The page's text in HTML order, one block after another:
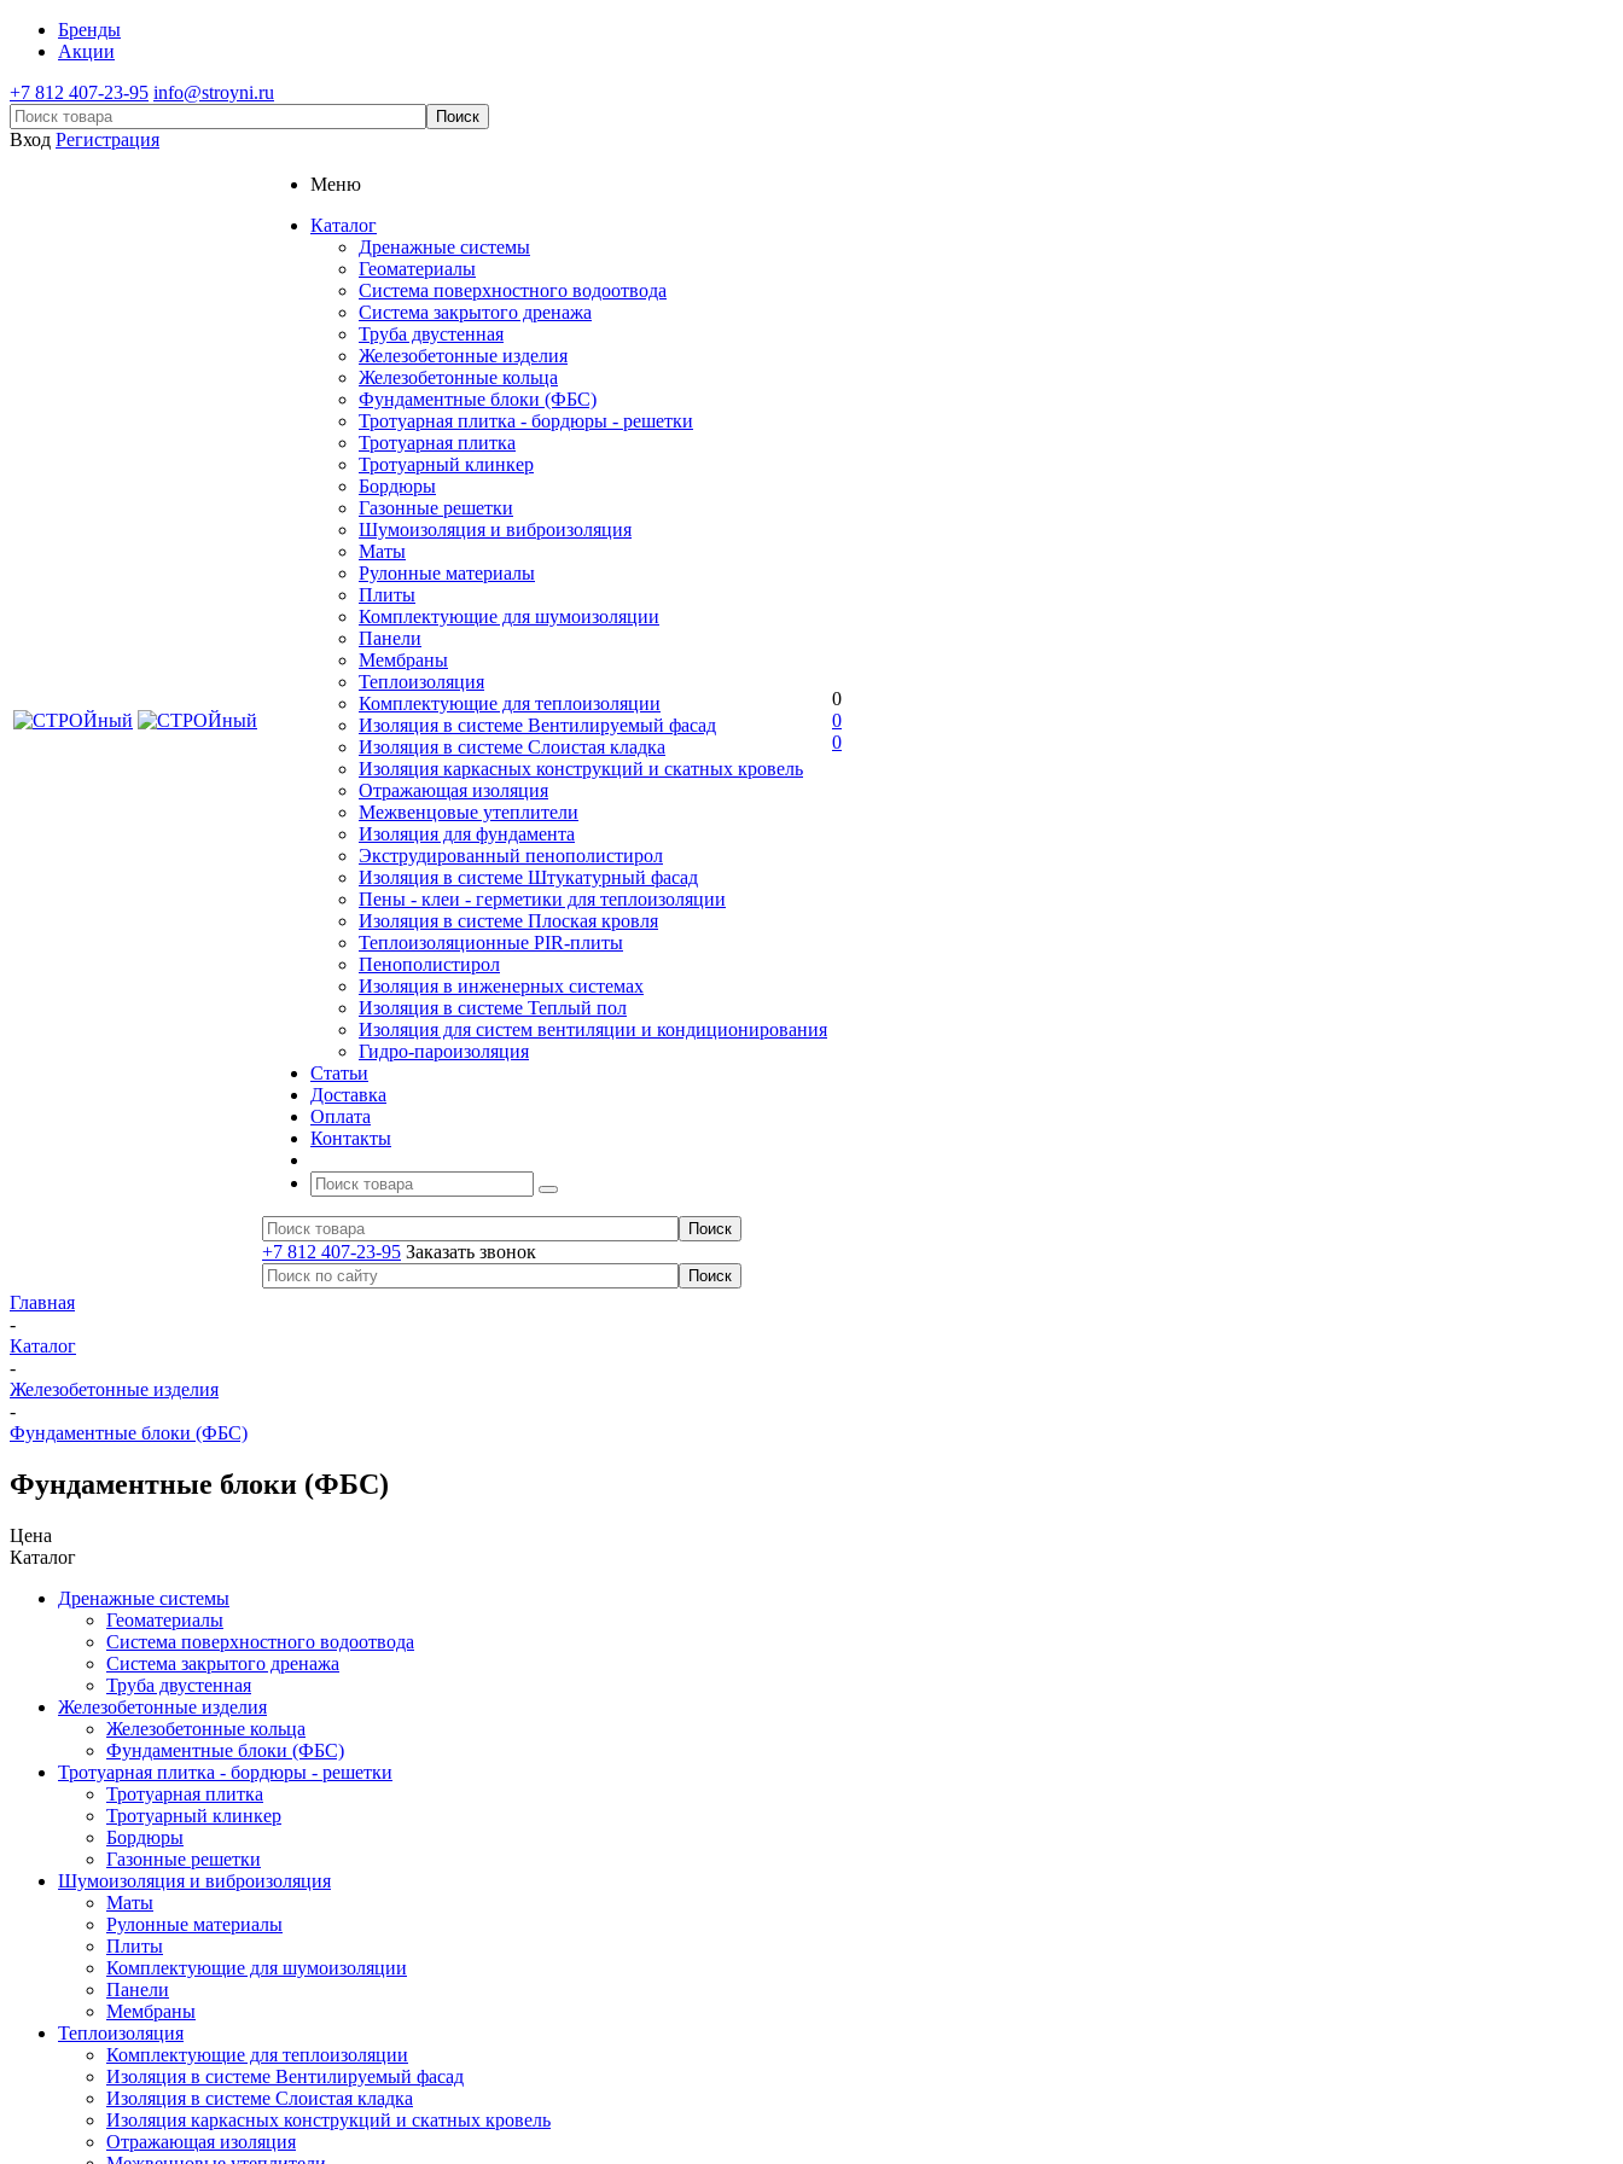
Бренды
Акции
+7 812 407-23-95 info@stroyni.ru
Вход Регистрация
Меню
Каталог
Дренажные системы
Геоматериалы
Система поверхностного водоотвода
Система закрытого дренажа
Труба двустенная
Железобетонные изделия
Железобетонные кольца
Фундаментные блоки (ФБС)
Тротуарная плитка - бордюры - решетки
Тротуарная плитка
Тротуарный клинкер
Бордюры
Газонные решетки
Шумоизоляция и виброизоляция
Маты
Рулонные материалы
Плиты
Комплектующие для шумоизоляции
Панели
Мембраны
Теплоизоляция
Комплектующие для теплоизоляции
Изоляция в системе Вентилируемый фасад
Изоляция в системе Слоистая кладка
Изоляция каркасных конструкций и скатных кровель
Отражающая изоляция
Межвенцовые утеплители
Изоляция для фундамента
Экструдированный пенополистирол
Изоляция в системе Штукатурный фасад
Пены - клеи - герметики для теплоизоляции
Изоляция в системе Плоская кровля
Теплоизоляционные PIR-плиты
Пенополистирол
Изоляция в инженерных системах
Изоляция в системе Теплый пол
Изоляция для систем вентиляции и кондиционирования
Гидро-пароизоляция
Статьи
Доставка
Оплата
Контакты
+7 812 407-23-95 Заказать звонок
0
0
0
Главная
-
Каталог
-
Железобетонные изделия
-
Фундаментные блоки (ФБС)
Фундаментные блоки (ФБС)
Цена
Каталог
Дренажные системы
Геоматериалы
Система поверхностного водоотвода
Система закрытого дренажа
Труба двустенная
Железобетонные изделия
Железобетонные кольца
Фундаментные блоки (ФБС)
Тротуарная плитка - бордюры - решетки
Тротуарная плитка
Тротуарный клинкер
Бордюры
Газонные решетки
Шумоизоляция и виброизоляция
Маты
Рулонные материалы
Плиты
Комплектующие для шумоизоляции
Панели
Мембраны
Теплоизоляция
Комплектующие для теплоизоляции
Изоляция в системе Вентилируемый фасад
Изоляция в системе Слоистая кладка
Изоляция каркасных конструкций и скатных кровель
Отражающая изоляция